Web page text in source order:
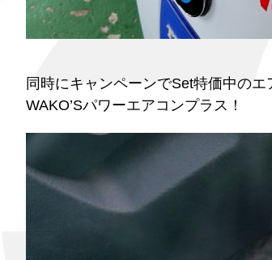
同時にキャンペーンでSet特価中の
WAKO’Sパワーエアコンプラス！